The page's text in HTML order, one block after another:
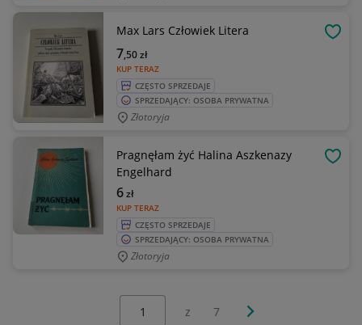
Max Lars Człowiek Litera
KUP TERAZ
7,50zł
CZĘSTO SPRZEDAJE
SPRZEDAJĄCY: OSOBA PRYWATNA
Złotoryja
Pragnęłam żyć Halina Aszkenazy
Engelhard
KUP TERAZ
6zł
CZĘSTO SPRZEDAJE
SPRZEDAJĄCY: OSOBA PRYWATNA
Złotoryja
z 7 Następna strona